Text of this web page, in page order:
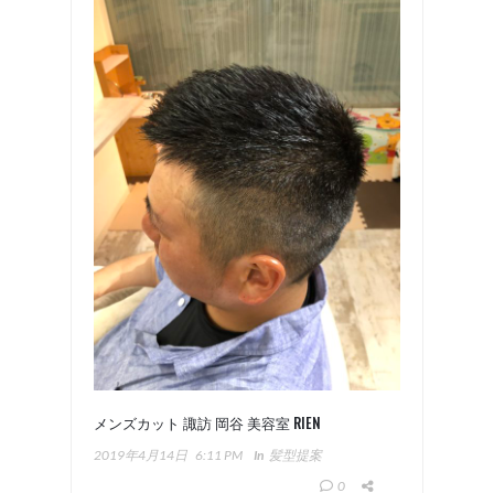
メンズカット 諏訪 岡谷 美容室 RIEN
2019年4月14日 6:11 PM In 髪型提案
0